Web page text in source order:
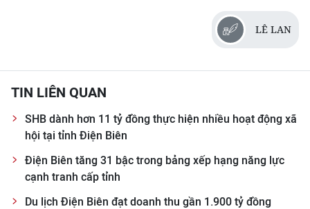
LÊ LAN
TIN LIÊN QUAN
SHB dành hơn 11 tỷ đồng thực hiện nhiều hoạt động xã
hội tại tỉnh Điện Biên
Điện Biên tăng 31 bậc trong bảng xếp hạng năng lực
cạnh tranh cấp tỉnh
Du lịch Điện Biên đạt doanh thu gần 1.900 tỷ đồng